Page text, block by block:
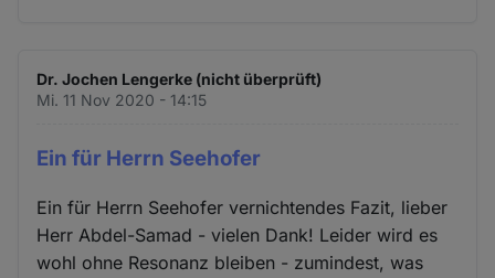
Dr. Jochen Lengerke (nicht überprüft)
Mi. 11 Nov 2020 - 14:15
Ein für Herrn Seehofer
Ein für Herrn Seehofer vernichtendes Fazit, lieber
Herr Abdel-Samad - vielen Dank! Leider wird es
wohl ohne Resonanz bleiben - zumindest, was